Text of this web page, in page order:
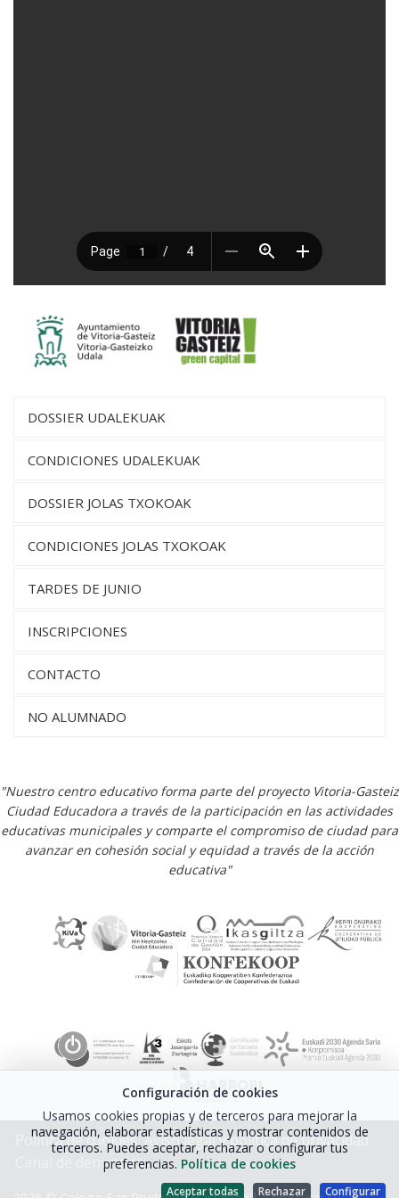
DOSSIER UDALEKUAK
CONDICIONES UDALEKUAK
DOSSIER JOLAS TXOKOAK
CONDICIONES JOLAS TXOKOAK
TARDES DE JUNIO
INSCRIPCIONES
CONTACTO
NO ALUMNADO
"Nuestro centro educativo forma parte del proyecto Vitoria-Gasteiz
Ciudad Educadora a través de la participación en las actividades
educativas municipales y comparte el compromiso de ciudad para
avanzar en cohesión social y equidad a través de la acción
educativa"
Política de cookies Aviso legal y política de privacidad
Canal de denuncias
Configuración de cookies
Usamos cookies propias y de terceros para mejorar la
navegación, elaborar estadísticas y mostrar contenidos de
terceros. Puedes aceptar, rechazar o configurar tus
preferencias. Política de cookies
Aceptar todas Rechazar Configurar